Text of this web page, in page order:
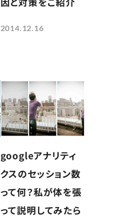
2014.12.16
googleアナリティ
クスのセッション数
って何？私が体を張
って説明してみたら